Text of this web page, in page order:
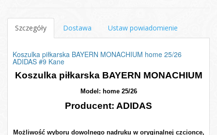
Szczegóły Dostawa Ustaw powiadomienie
Koszulka piłkarska BAYERN MONACHIUM home 25/26
ADIDAS #9 Kane
Koszulka piłkarska BAYERN MONACHIUM
Model: home 25/26
Producent: ADIDAS
Możliwość wyboru dowolnego nadruku w oryginalnej czcionce,